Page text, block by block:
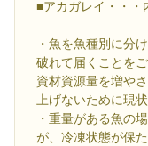
■アカガレイ・・・
・魚を魚種別に分
破れて届くことを
資材資源量を増や
上げないために現
・重量がある魚の
が、冷凍状態が保